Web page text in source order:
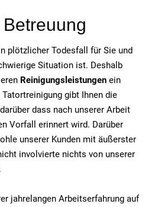
plötzlicher Todesfall für Sie und
Situation ist. Deshalb
Reinigungsleistungen ein
gibt Ihnen die
dass nach unserer Arbeit
Vorfall erinnert wird. Darüber
unserer Kunden mit äußerster
involvierte nichts von unserer
jahrelangen Arbeitserfahrung auf